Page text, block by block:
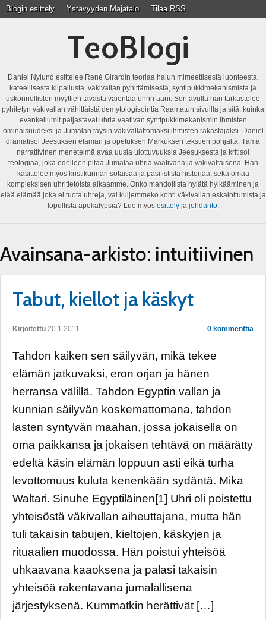
Blogin esittely Ystävyyden Majatalo Tilaa RSS
TeoBlogi
Daniel Nylund esittelee René Girardin teoriaa halun mimeettisestä luonteesta,
kateellisesta kilpailusta, väkivallan pyhittämisestä, syntipukkimekanismista ja
uskonnollisten myyttien tavasta vaientaa uhrin ääni. Sen avulla hän tarkastelee
pyhitetyn väkivallan vähittäistä demytologisointia Raamatun sivuilla ja sitä, kuinka
evankeliumit paljastavat uhria vaativan syntipukkimekanismin ihmisten
ominaisuudeksi ja Jumalan täysin väkivallattomaksi ihmisten rakastajaksi. Daniel
dramatisoi Jeesuksen elämän ja opetuksen Markuksen tekstien pohjalta. Tämä
narratiivinen menetelmä avaa uusia ulottuvuuksia Jeesuksesta ja kritisoi
teologiaa, joka edelleen pitää Jumalaa uhria vaativana ja väkivaltaisena. Hän
käsittelee myös kristikunnan sotaisaa ja pasifistista historiaa, sekä omaa
kompleksisen uhritietoista aikaamme. Onko mahdollista hylätä hylkääminen ja
elää elämää joka ei tuota uhreja, vai kuljemmeko kohti väkivallan eskaloitumista ja
lopullista apokalypsiä? Lue myös esittelyja johdanto.
Avainsana-arkisto: intuitiivinen
Tabut, kiellot ja käskyt
Kirjoitettu 20.1.2011 0 kommenttia
Tahdon kaiken sen säilyvän, mikä tekee
elämän jatkuvaksi, eron orjan ja hänen
herransa välillä. Tahdon Egyptin vallan ja
kunnian säilyvän koskemattomana, tahdon
lasten syntyvän maahan, jossa jokaisella on
oma paikkansa ja jokaisen tehtävä on määrätty
edeltä käsin elämän loppuun asti eikä turha
levottomuus kuluta kenenkään sydäntä. Mika
Waltari. Sinuhe Egyptiläinen[1] Uhri oli poistettu
yhteisöstä väkivallan aiheuttajana, mutta hän
tuli takaisin tabujen, kieltojen, käskyjen ja
rituaalien muodossa. Hän poistui yhteisöä
uhkaavana kaaoksena ja palasi takaisin
yhteisöä rakentavana jumalallisena
järjestyksenä. Kummatkin herättivät […]